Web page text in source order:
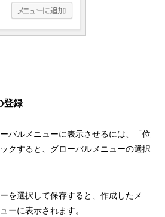
登録
バルメニューに表示させるには、「位
クすると、グローバルメニューの選択
を選択して保存すると、作成したメ
ーに表示されます。